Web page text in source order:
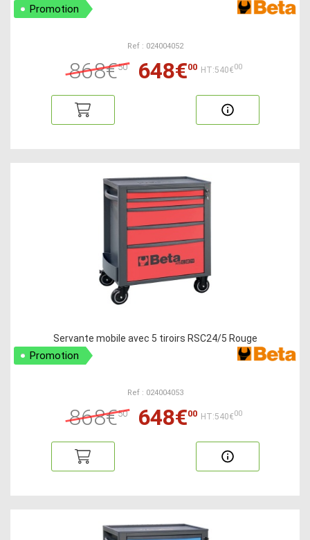
Promotion
Ref : 024004052
868€50 648€00 HT:540€00
Servante mobile avec 5 tiroirs RSC24/5 Rouge
Promotion
Ref : 024004053
868€50 648€00 HT:540€00